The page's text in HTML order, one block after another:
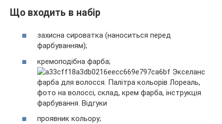
Що входить в набір
захисна сироватка (наноситься перед
фарбуванням);
кремоподібна фарба;
проявник кольору;